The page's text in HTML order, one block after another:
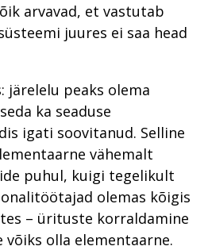
arvavad, et vastutab
juures ei saa head
järelelu peaks olema
ka seaduse
igati soovitanud. Selline
vähemalt
puhul, kuigi tegelikult
olemas kõigis
– ürituste korraldamine
võiks olla elementaarne.